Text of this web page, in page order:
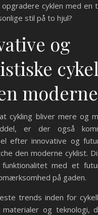
cyklen med en
stil på to hjul?
og
cykling bliver mere og
er der også
efter innovative og
den moderne cyklist.
funktionalitet med et
på gaden.
trends inden for
materialer og teknologi,